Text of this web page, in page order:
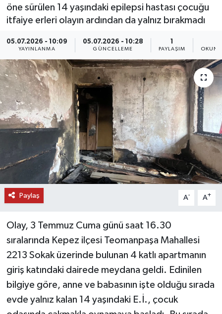
öne sürülen 14 yaşındaki epilepsi hastası çocuğu
itfaiye erleri olayın ardından da yalnız bırakmadı
05.07.2026 - 10:09
YAYINLANMA
05.07.2026 - 10:28
GÜNCELLEME
1
PAYLAŞIM
Paylaş A- A+
Olay, 3 Temmuz Cuma günü saat 16.30
sıralarında Kepez ilçesi Teomanpaşa Mahallesi
2213 Sokak üzerinde bulunan 4 katlı apartmanın
giriş katındaki dairede meydana geldi. Edinilen
bilgiye göre, anne ve babasının işte olduğu sırada
evde yalnız kalan 14 yaşındaki E.İ., çocuk
SPOR
SİYASET
SAĞLIK
DÜNYA
EĞİTİM
TURİZM
RÖPORTAJ
VİDEO HABERLER
RESMİ İLAN
Son Dakika Haberleri
Haber Arşivi